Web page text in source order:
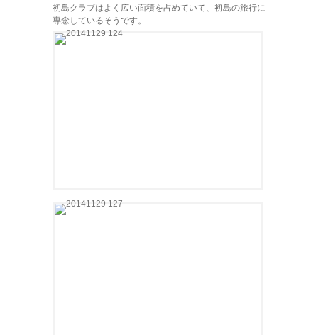
初島クラブはよく広い面積を占めていて、初島の旅行に
専念しているそうです。